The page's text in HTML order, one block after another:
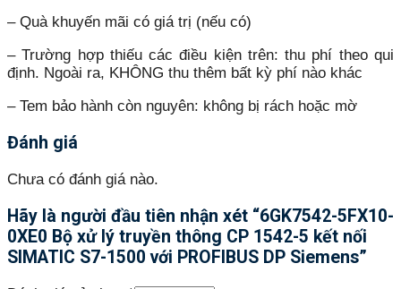
– Quà khuyến mãi có giá trị (nếu có)
– Trường hợp thiếu các điều kiện trên: thu phí theo qui
định. Ngoài ra, KHÔNG thu thêm bất kỳ phí nào khác
– Tem bảo hành còn nguyên: không bị rách hoặc mờ
Đánh giá
Chưa có đánh giá nào.
Hãy là người đầu tiên nhận xét “6GK7542-5FX10-
0XE0 Bộ xử lý truyền thông CP 1542-5 kết nối
SIMATIC S7-1500 với PROFIBUS DP Siemens”